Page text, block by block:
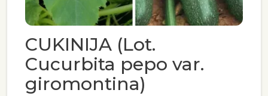
CUKINIJA (Lot.
Cucurbita pepo var.
giromontina)